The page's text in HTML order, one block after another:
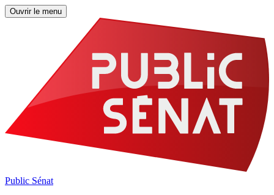
Ouvrir le menu
Public Sénat